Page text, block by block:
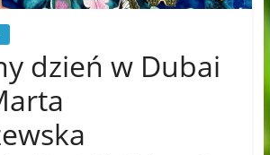
dzień w Dubai